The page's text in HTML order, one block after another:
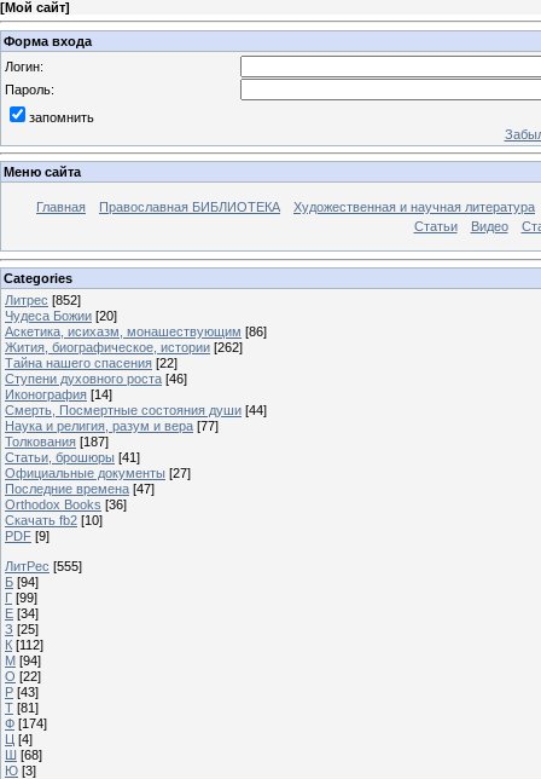
[Мой сайт]
Форма входа
Логин:
Пароль:
запомнить
Меню сайта
Главная Православная БИБЛИОТЕКА
Художественная и научная литература
Статьи
Видео
Categories
Литрес [852]
Чудеса Божии [20]
Аскетика, исихазм, монашествующим [86]
Жития, биографическое, истории [262]
Тайна нашего спасения [22]
Ступени духовного роста [46]
Иконография [14]
Смерть, Посмертные состояния души [44]
Наука и религия, разум и вера [77]
Толкования [187]
Статьи, брошюры [41]
Официальные документы [27]
Последние времена [47]
Orthodox Books [36]
Скачать fb2 [10]
PDF [9]
ЛитРес [555]
Б [94]
Г [99]
Е [34]
З [25]
К [112]
М [94]
О [22]
Р [43]
Т [81]
Ф [174]
Ц [4]
Ш [68]
Ю [3]